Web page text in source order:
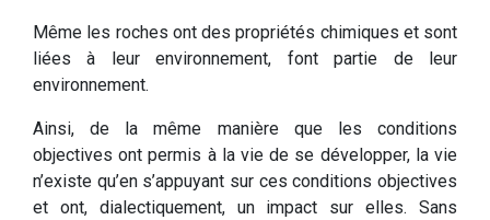
Même les roches ont des propriétés chimiques et sont
liées à leur environnement, font partie de leur
environnement.
Ainsi, de la même manière que les conditions
objectives ont permis à la vie de se développer, la vie
n’existe qu’en s’appuyant sur ces conditions objectives
et ont, dialectiquement, un impact sur elles. Sans